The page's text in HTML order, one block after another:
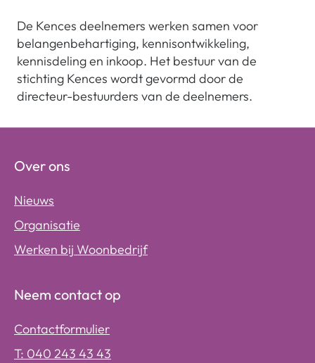
De Kences deelnemers werken samen voor
belangenbehartiging, kennisontwikkeling,
kennisdeling en inkoop. Het bestuur van de
stichting Kences wordt gevormd door de
directeur-bestuurders van de deelnemers.
Over ons
Nieuws
Organisatie
Werken bij Woonbedrijf
Neem contact op
Contactformulier
T: 040 243 43 43